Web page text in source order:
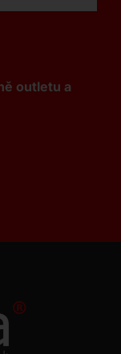
outletu a